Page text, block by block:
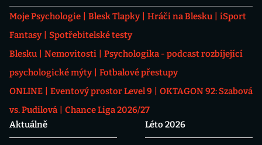
Moje Psychologie Blesk Tlapky Hráči na Blesku
iSport
Fantasy
Spotřebitelské testy
Blesku
Nemovitosti
Psychologika - podcast rozbíjející
psychologické mýty
Fotbalové přestupy
ONLINE
Eventový prostor Level 9
OKTAGON 92: Szabová
vs. Pudilová
Chance Liga 2026/27
Aktuálně
Léto 2026